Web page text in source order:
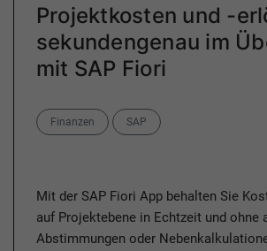
Projektkosten und -
sekundengenau im
mit SAP Fiori
Categories
Finanzen SAP
Mit der SAP Fiori App behalten Sie
auf Projektebene in Echtzeit und ohne
Abstimmungen oder